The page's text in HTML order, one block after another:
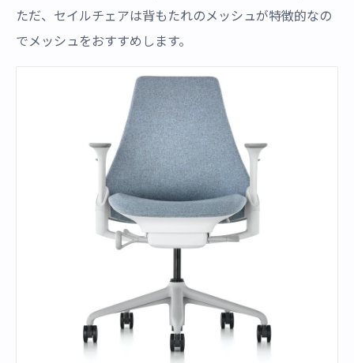
ただ、セイルチェアは背もたれのメッシュが特徴的なの
でメッシュをおすすめします。